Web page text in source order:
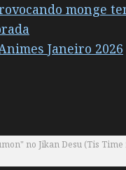
monge
Janeiro 2026
no Jikan Desu (Tis